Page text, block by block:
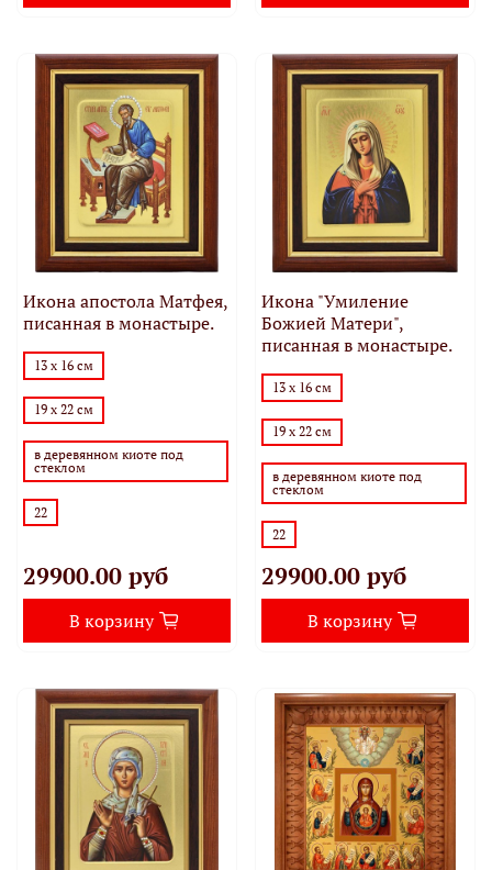
Икона апостола Матфея,
писанная в монастыре.
13 х 16 см
19 х 22 см
в деревянном киоте под
стеклом
22
29900.00 руб
В корзину
Икона "Умиление
Божией Матери",
писанная в монастыре.
13 х 16 см
19 х 22 см
в деревянном киоте под
стеклом
22
29900.00 руб
В корзину